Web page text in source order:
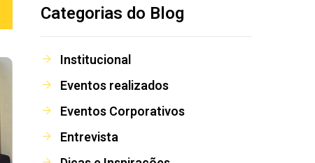
Categorias do Blog
Institucional
Eventos realizados
Eventos Corporativos
Entrevista